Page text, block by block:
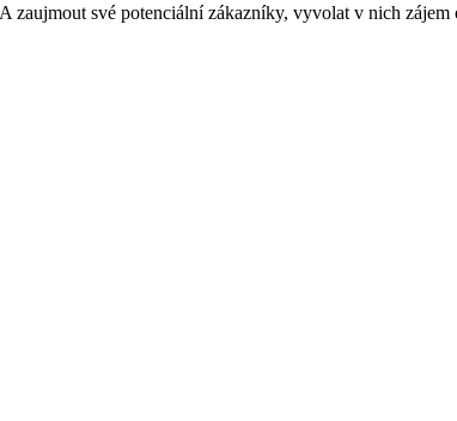
své potenciální zákazníky, vyvolat v nich